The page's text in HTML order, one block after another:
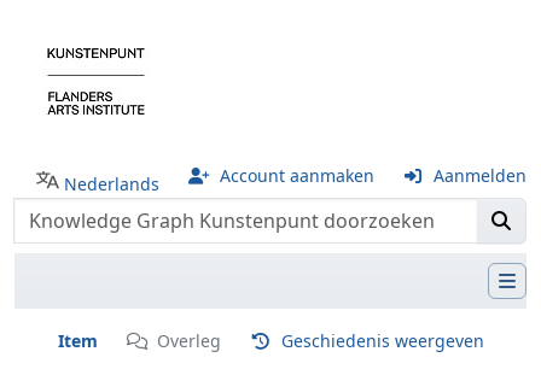
Nederlands Account aanmaken Aanmelden
Item Overleg Geschiedenis weergeven